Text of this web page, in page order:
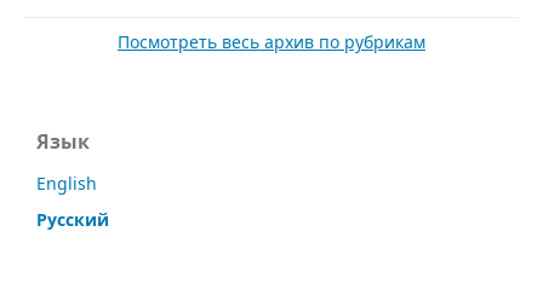
Посмотреть весь архив по рубрикам
Язык
English
Русский